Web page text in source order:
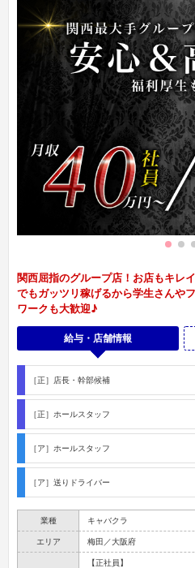
関西屈指のグループ店！お店もキレ
でもガッツリ稼げるから学生さんや
ワークも大歓迎♪
給与・店舗情報
［正］店長・幹部候補
［正］ホールスタッフ
［ア］ホールスタッフ
［ア］送りドライバー
業種 キャバクラ
エリア 梅田／大阪府
【正社員】